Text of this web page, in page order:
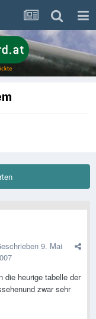
9. Mai
die heurige tabelle der
zwar sehr